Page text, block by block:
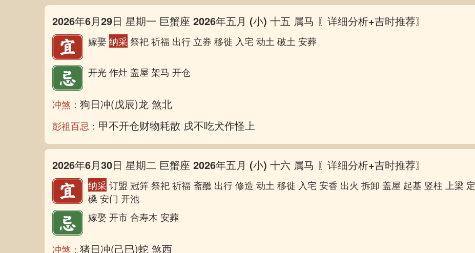
2026年6月29日 星期一 巨蟹座 2026年五月 (小) 十五 属马 〖详细分析+吉时推荐〗
嫁娶纳采祭祀 祈福 出行 立券 移徙 入宅 动土 破土 安葬
开光 作灶 盖屋 架马 开仓
冲煞： 狗日冲(戊辰)龙 煞北
彭祖百忌： 甲不开仓财物耗散 戌不吃犬作怪上床
2026年6月30日 星期二 巨蟹座 2026年五月 (小) 十六 属马 〖详细分析+吉时推荐〗
纳采订盟 冠笄 祭祀 祈福 斋醮 出行 修造 动土 移徙 入宅 安香 出火 拆卸 盖屋 起基 竖柱 上梁 定
磉 安门 开池
嫁娶 开市 合寿木 安葬
冲煞： 猪日冲(己巳)蛇 煞西